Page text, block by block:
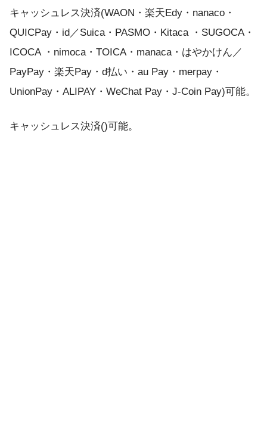
キャッシュレス決済(WAON・楽天Edy・nanaco・
QUICPay・id／Suica・PASMO・Kitaca ・SUGOCA・
ICOCA ・nimoca・TOICA・manaca・はやかけん／
PayPay・楽天Pay・d払い・au Pay・merpay・
UnionPay・ALIPAY・WeChat Pay・J-Coin Pay)可能。
キャッシュレス決済()可能。